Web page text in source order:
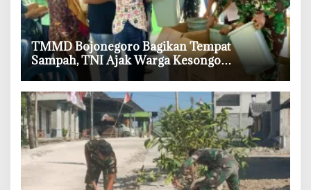
‎TMMD Bojonegoro Bagikan Tempat
Sampah, TNI Ajak Warga Kesongo
Budayakan Hidup Bersih